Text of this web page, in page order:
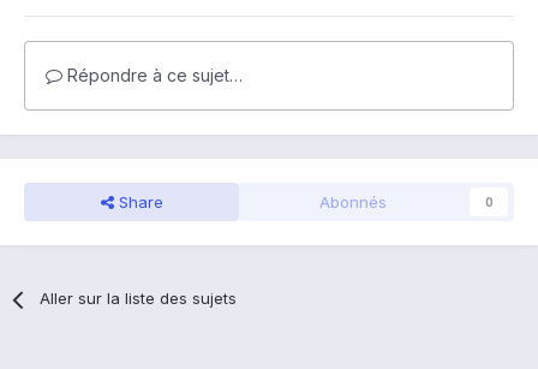
Répondre à ce sujet…
Share Abonnés 0
Aller sur la liste des sujets